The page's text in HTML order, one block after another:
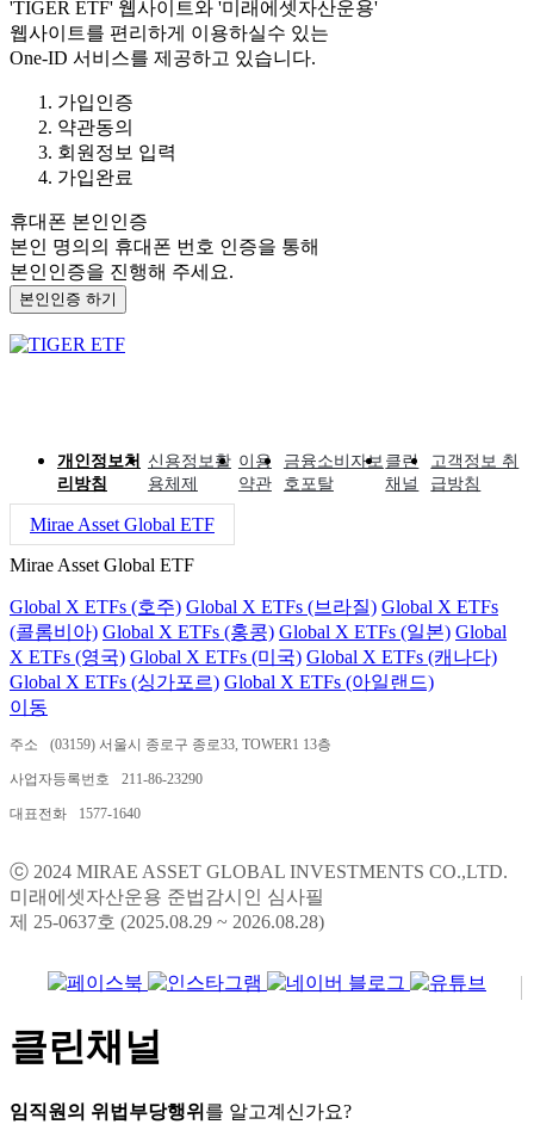
'TIGER ETF' 웹사이트와 '미래에셋자산운용'
웹사이트를 편리하게 이용하실수 있는
One-ID 서비스를 제공하고 있습니다.
가입인증
약관동의
회원정보 입력
가입완료
휴대폰 본인인증
본인 명의의 휴대폰 번호 인증을 통해
본인인증을 진행해 주세요.
본인인증 하기
개인정보처
리방침
신용정보활
용체제
이용
약관
금융소비자보
호포탈
클린
채널
고객정보 취
급방침
Mirae Asset Global ETF
Mirae Asset Global ETF
Global X ETFs (호주) Global X ETFs (브라질) Global X ETFs
(콜롬비아) Global X ETFs (홍콩) Global X ETFs (일본) Global
X ETFs (영국) Global X ETFs (미국) Global X ETFs (캐나다)
Global X ETFs (싱가포르) Global X ETFs (아일랜드)
이동
주소 (03159) 서울시 종로구 종로33, TOWER1 13층
사업자등록번호 211-86-23290
대표전화 1577-1640
ⓒ 2024 MIRAE ASSET GLOBAL INVESTMENTS CO.,LTD.
미래에셋자산운용 준법감시인 심사필
제 25-0637호 (2025.08.29 ~ 2026.08.28)
클린채널
임직원의 위법부당행위 를 알고계신가요?